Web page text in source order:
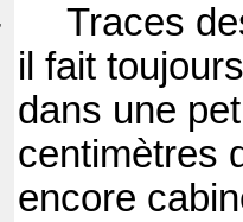
Traces
il fait
dans une
centimètres
encore